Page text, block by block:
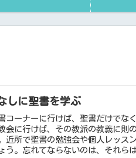
しに聖書を学ぶ
コーナーに行けば、聖書だけでな
会に行けば、その教派の教義に則
近所で聖書の勉強会や個人レッス
う。忘れてならないのは、それら